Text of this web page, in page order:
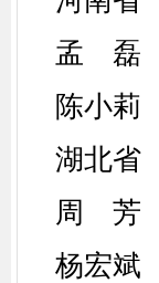
孟 磊
陈小莉
湖北省
周 芳（
杨宏斌